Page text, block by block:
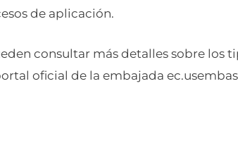
de aplicación.
consultar más detalles sobre los
oficial de la embajada